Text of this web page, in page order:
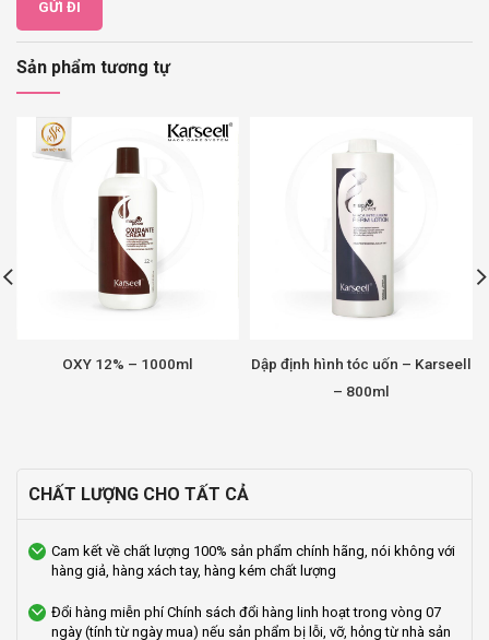
Sản phẩm tương tự
OXY 12% – 1000ml
Dập định hình tóc uốn – Karseell
– 800ml
CHẤT LƯỢNG CHO TẤT CẢ
Cam kết về chất lượng 100% sản phẩm chính hãng, nói không với
hàng giả, hàng xách tay, hàng kém chất lượng
Đổi hàng miễn phí Chính sách đổi hàng linh hoạt trong vòng 07
ngày (tính từ ngày mua) nếu sản phẩm bị lỗi, vỡ, hỏng từ nhà sản